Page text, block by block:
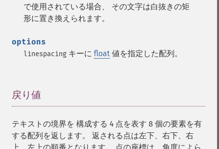
で使用されている場合、 その文字は白抜きの矩
形に置き換えられます。
options
linespacing キーに float 値を指定した配列。
戻り値
テキストの境界を 構成する 4 点を表す 8 個の要素を有
する配列を返します。 返される点は左下、右下、右